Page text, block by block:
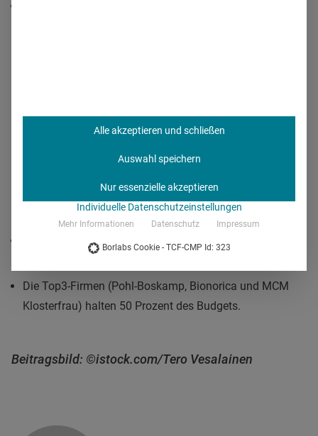
Bei den Top10-Marken befinden sich drei Marken von
Die Top3-Firmen (Pohl-Boskamp, Bionorica und MCM
Klosterfrau) halten 50 Prozent des Budgets.
Beitragsbild: ©istock.com/Tero Vesalainen
Alle akzeptieren und schließen
Auswahl speichern
Nur essenzielle akzeptieren
Individuelle Datenschutzeinstellungen
Mehr Informationen Datenschutz Impressum
Borlabs Cookie - TCF-CMP Id: 323